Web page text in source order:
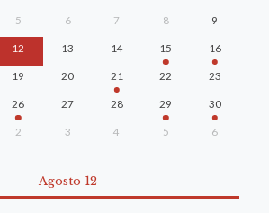
5 6 7 8 9
12 13 14 15 16
19 20 21 22 23
26 27 28 29 30
2 3 4 5 6
Agosto 12